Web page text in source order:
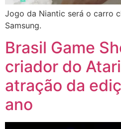
Jogo da Niantic será o carro
Samsung.
Brasil Game
criador do
atração da
ano